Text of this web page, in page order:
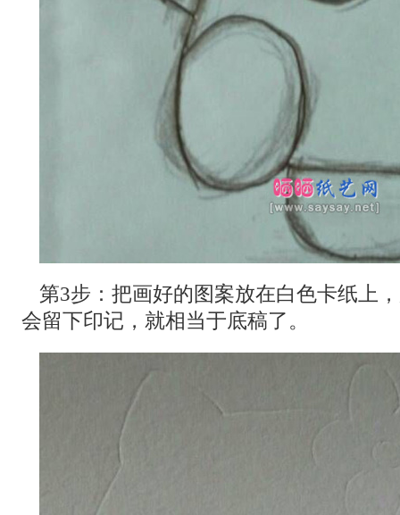
第3步：把画好的图案放在白色卡纸上
会留下印记，就相当于底稿了。